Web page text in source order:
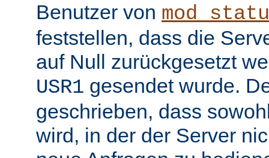
Benutzer von
feststellen, dass die
auf Null zurückgesetzt
USR1 gesendet wurde.
geschrieben, dass
wird, in der der Server